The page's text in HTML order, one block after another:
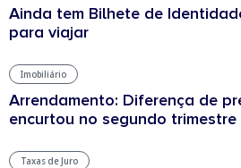
Ainda tem Bilhete de
para viajar
Imobiliário
Arrendamento: Diferença de
encurtou no segundo trimestre
Taxas de Juro